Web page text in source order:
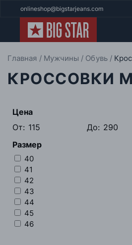
onlineshop@bigstarjeans.com
Главная Мужчины Обувь
КРОССОВКИ
Цена
От:
До:
Размер
40
41
42
43
44
45
46